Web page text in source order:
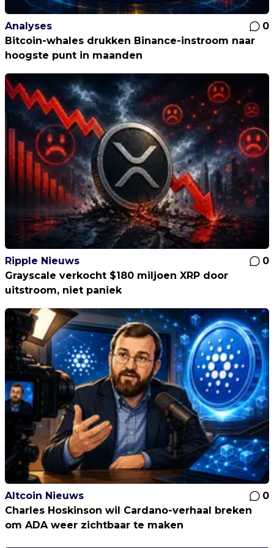
Analyses
0
Bitcoin-whales drukken Binance-instroom naar
hoogste punt in maanden
Ripple Nieuws
0
Grayscale verkocht $180 miljoen XRP door
uitstroom, niet paniek
Altcoin Nieuws
0
Charles Hoskinson wil Cardano-verhaal breken
om ADA weer zichtbaar te maken